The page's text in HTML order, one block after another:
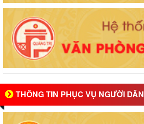
THÔNG TIN PHỤC VỤ NGƯỜI DÂN